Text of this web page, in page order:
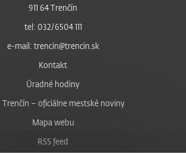
911 64 Trenčín
tel: 032/6504 111
e-mail: trencin@trencin.sk
Kontakt
Úradné hodiny
Trenčín – oficiálne mestské noviny
Mapa webu
RSS feed